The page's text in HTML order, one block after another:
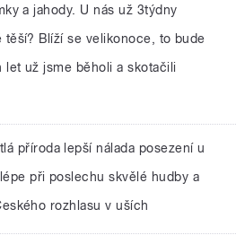
a jahody. U nás už 3týdny
Blíží se velikonoce, to bude
už jsme běholi a skotačili
příroda lepší nálada posezení u
při poslechu skvělé hudby a
rozhlasu v uších